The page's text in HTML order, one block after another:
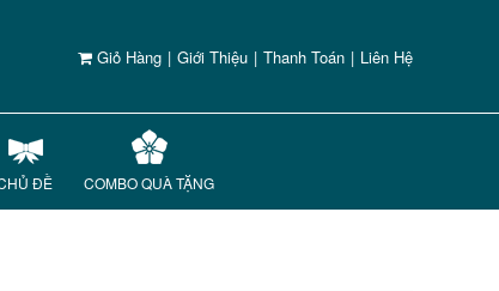
Giỏ Hàng | Giới Thiệu | Thanh Toán | Liên Hệ
ĐỀ COMBO QUÀ TẶNG